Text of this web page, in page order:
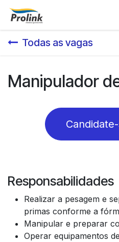
Pular para o conteúdo
Todas as vagas
Manipulador
Responsabilidades
Realizar a pesagem e
primas conforme a
Manipular e preparar
Operar equipamentos